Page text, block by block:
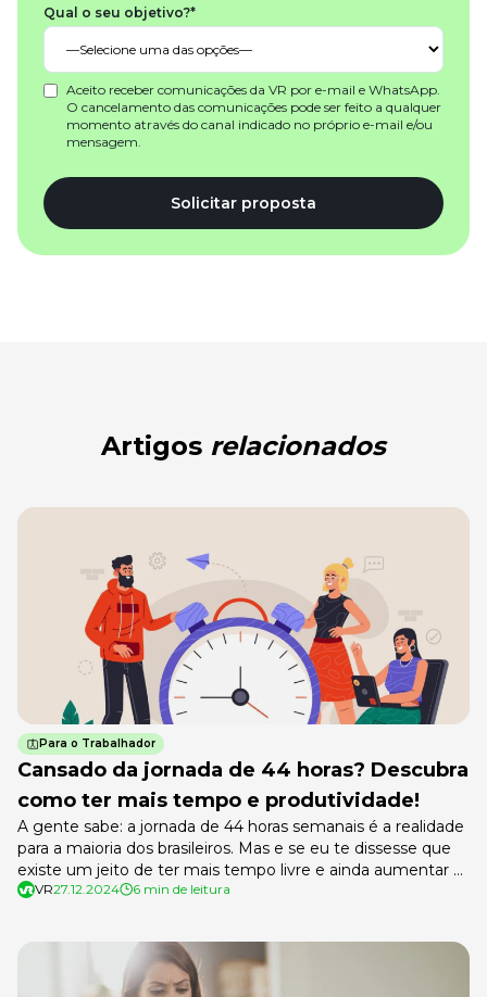
Qual o seu objetivo?*
Aceito receber comunicações da VR por e-mail e WhatsApp.
O cancelamento das comunicações pode ser feito a qualquer
momento através do canal indicado no próprio e-mail e/ou
mensagem.
Solicitar proposta
Artigos relacionados
Para o Trabalhador
Cansado da jornada de 44 horas? Descubra
como ter mais tempo e produtividade!
A gente sabe: a jornada de 44 horas semanais é a realidade
para a maioria dos brasileiros. Mas e se eu te dissesse que
existe um jeito de ter mais tempo livre e ainda aumentar a
produtividade da sua empresa? Nesse guia completo,
VR27.12.2024 6 min de leitura